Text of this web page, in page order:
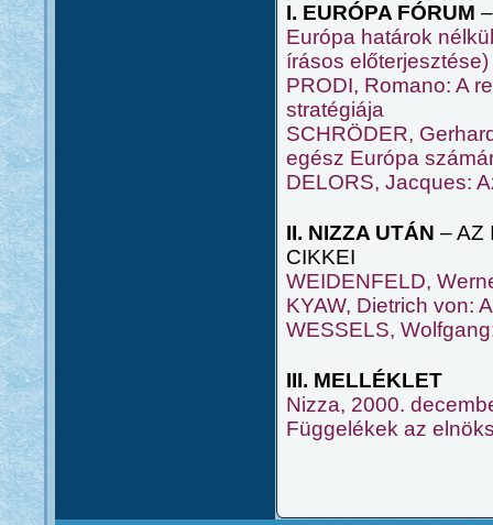
I. EURÓPA FÓRUM
Európa határok
írásos előterjesztése)
PRODI, Romano: A
stratégiája
SCHRÖDER,
egész Európa
DELORS, Jacques:
II. NIZZA UTÁN – AZ
CIKKEI
WEIDENFELD,
KYAW, Dietrich von:
WESSELS,
III. MELLÉKLET
Nizza, 2000.
Függelékek az